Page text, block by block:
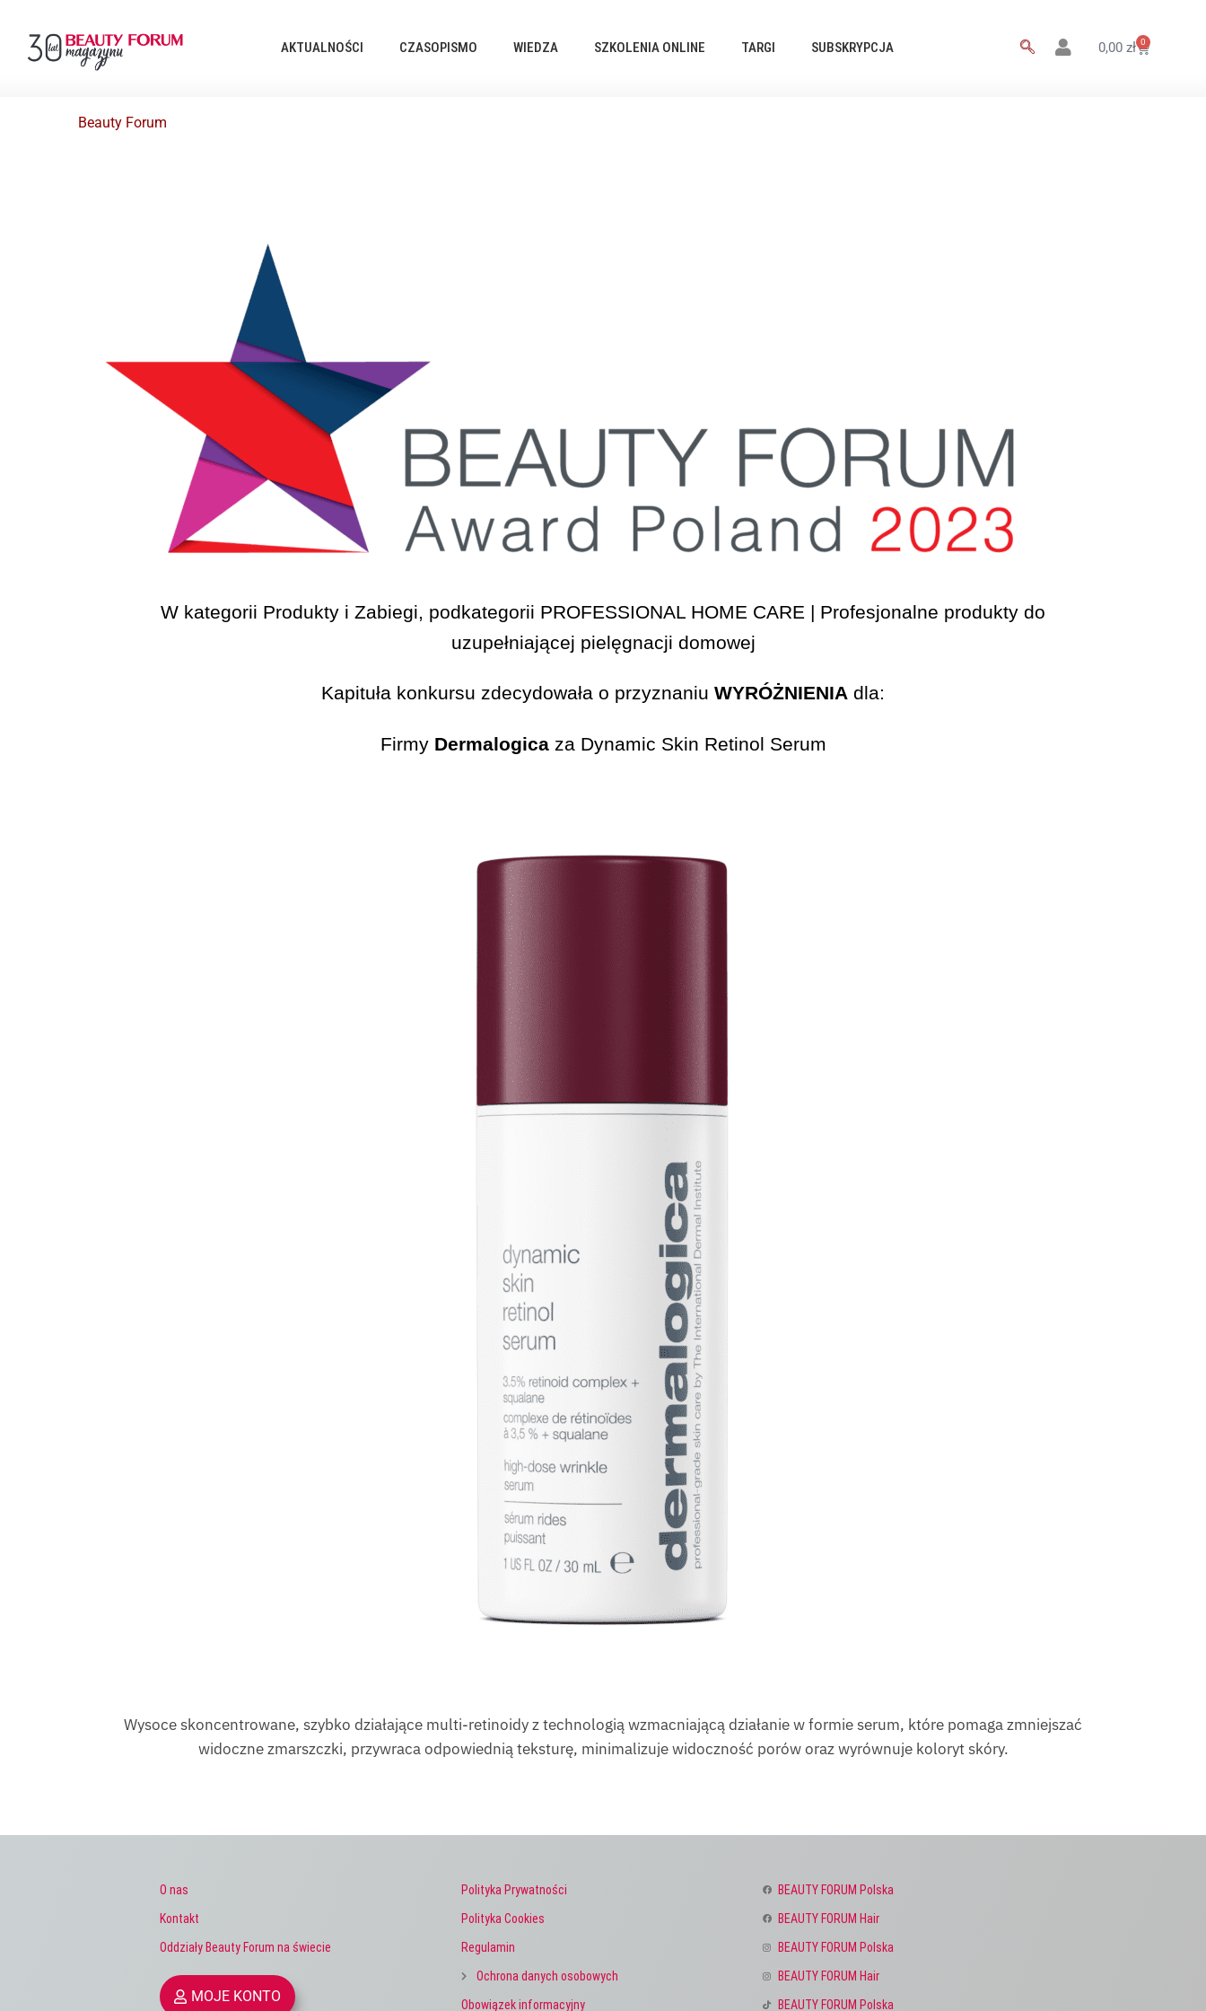
AKTUALNOŚCI CZASOPISMO WIEDZA SZKOLENIA ONLINE TARGI SUBSKRYPCJA 0,00 zł 0
Beauty Forum
W kategorii Produkty i Zabiegi, podkategorii PROFESSIONAL HOME CARE | Profesjonalne produkty do
uzupełniającej pielęgnacji domowej
Kapituła konkursu zdecydowała o przyznaniu WYRÓŻNIENIA dla:
Firmy Dermalogica za Dynamic Skin Retinol Serum
Wysoce skoncentrowane, szybko działające multi-retinoidy z technologią wzmacniającą działanie w formie serum, które pomaga zmniejszać
widoczne zmarszczki, przywraca odpowiednią teksturę, minimalizuje widoczność porów oraz wyrównuje koloryt skóry.
O nas
Kontakt
Oddziały Beauty Forum na świecie
MOJE KONTO
Polityka Prywatności
Polityka Cookies
Regulamin
Ochrona danych osobowych
Obowiązek informacyjny
BEAUTY FORUM Polska
BEAUTY FORUM Hair
BEAUTY FORUM Polska
BEAUTY FORUM Hair
BEAUTY FORUM Polska